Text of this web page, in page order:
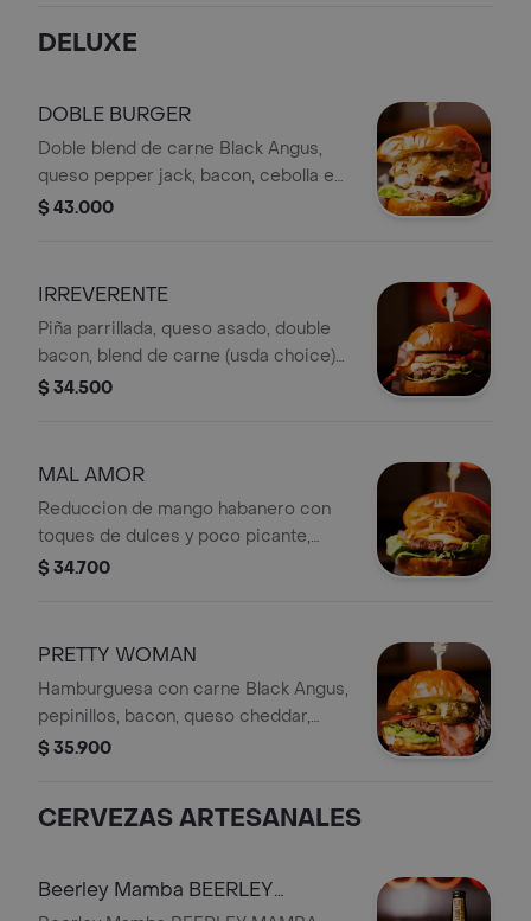
de piña
DELUXE
DOBLE BURGER
Doble blend de carne Black Angus,
queso pepper jack, bacon, cebolla en
reducción de cerveza y tomate.
$ 43.000
IRREVERENTE
Piña parrillada, queso asado, double
bacon, blend de carne (usda choice)
black Angus, salsa mayo chipotle
$ 34.500
MAL AMOR
Reduccion de mango habanero con
toques de dulces y poco picante,
blend de carne (usda choice) black
$ 34.700
PRETTY WOMAN
Hamburguesa con carne Black Angus,
pepinillos, bacon, queso cheddar,
cebolla, tomate, lechuga, salsa de
$ 35.900
CERVEZAS ARTESANALES
Beerley Mamba BEERLEY